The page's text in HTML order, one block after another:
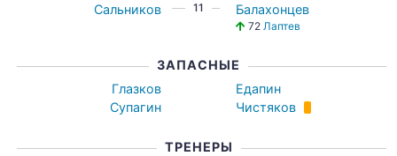
Сальников 11 Балахонцев
72Лаптев
ЗАПАСНЫЕ
Глазков
Супагин
Едапин
Чистяков
ТРЕНЕРЫ